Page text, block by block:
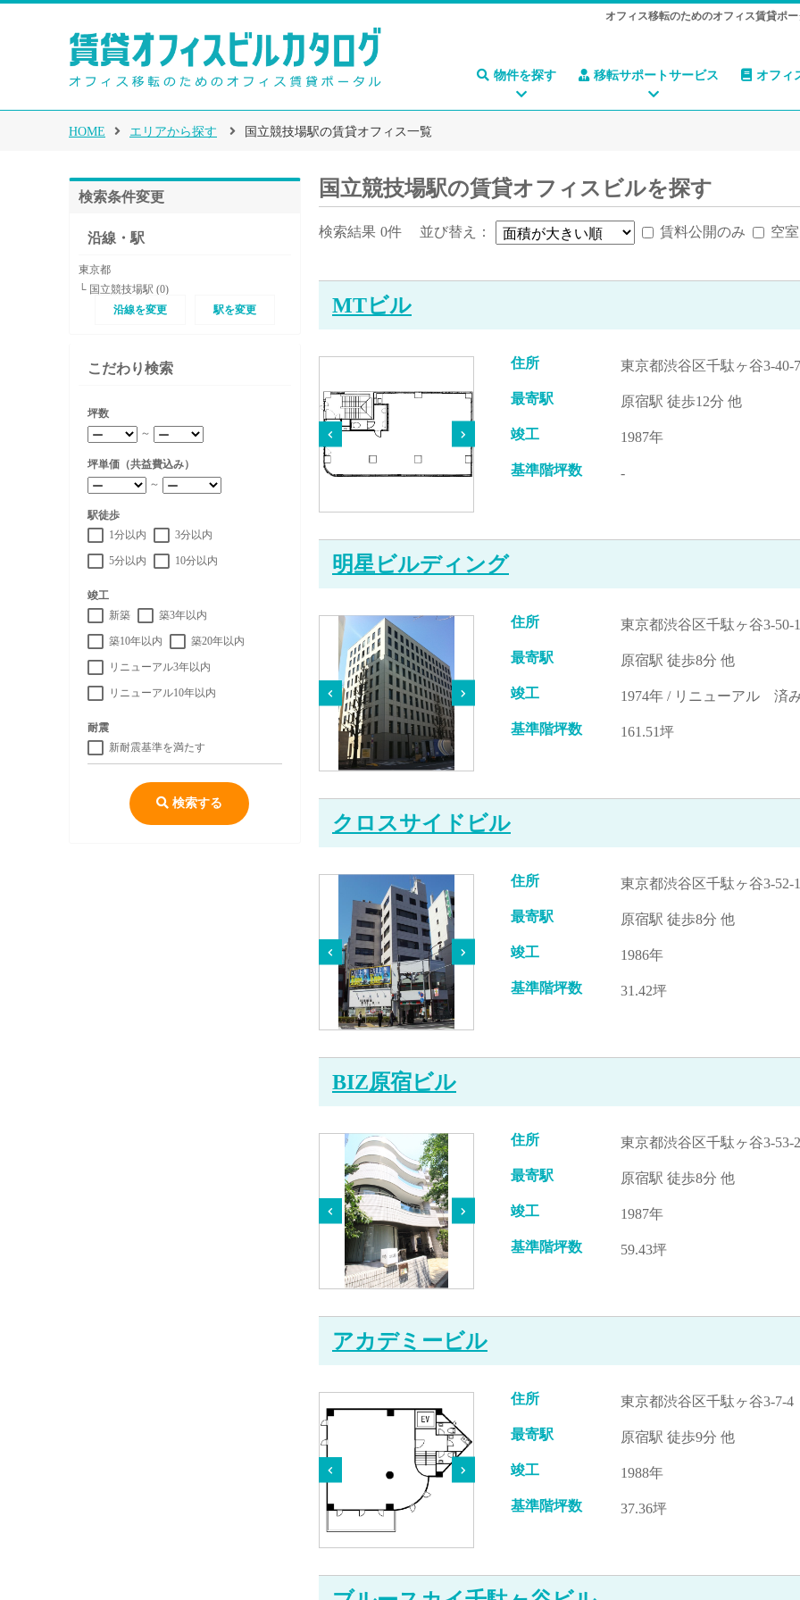
オフィス移転のためのオフィス賃貸ポ
物件を探す 移転サポートサービス オフィ
HOME エリアから探す 国立競技場駅の賃貸オフィス一覧
検索条件変更
沿線・駅
東京都
└ 国立競技場駅 (0)
沿線を変更
駅を変更
こだわり検索
坪数
～
坪単価（共益費込み）
～
駅徒歩
1分以内
3分以内
5分以内 10分以内
竣工
新築
築3年以内
築10年以内 築20年以内
リニューアル3年以内
リニューアル10年以内
耐震
新耐震基準を満たす
検索する
国立競技場駅の賃貸オフィスビルを探す
検索結果 0件 並び替え： 賃料公開のみ 空
MTビル
住所 東京都渋谷区千駄ヶ谷3-40-7
最寄駅 原宿駅 徒歩12分 他
竣工 1987年
基準階坪数 -
明星ビルディング
住所 東京都渋谷区千駄ヶ谷3-50-
最寄駅 原宿駅 徒歩8分 他
竣工 1974年 / リニューアル 済
基準階坪数 161.51坪
クロスサイドビル
住所 東京都渋谷区千駄ヶ谷3-52-1
最寄駅 原宿駅 徒歩8分 他
竣工 1986年
基準階坪数 31.42坪
BIZ原宿ビル
住所 東京都渋谷区千駄ヶ谷3-53-2
最寄駅 原宿駅 徒歩8分 他
竣工 1987年
基準階坪数 59.43坪
アカデミービル
住所 東京都渋谷区千駄ヶ谷3-7-4
最寄駅 原宿駅 徒歩9分 他
竣工 1988年
基準階坪数 37.36坪